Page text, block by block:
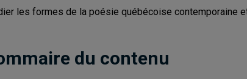
les formes de la poésie québécoise contemporaine
du contenu